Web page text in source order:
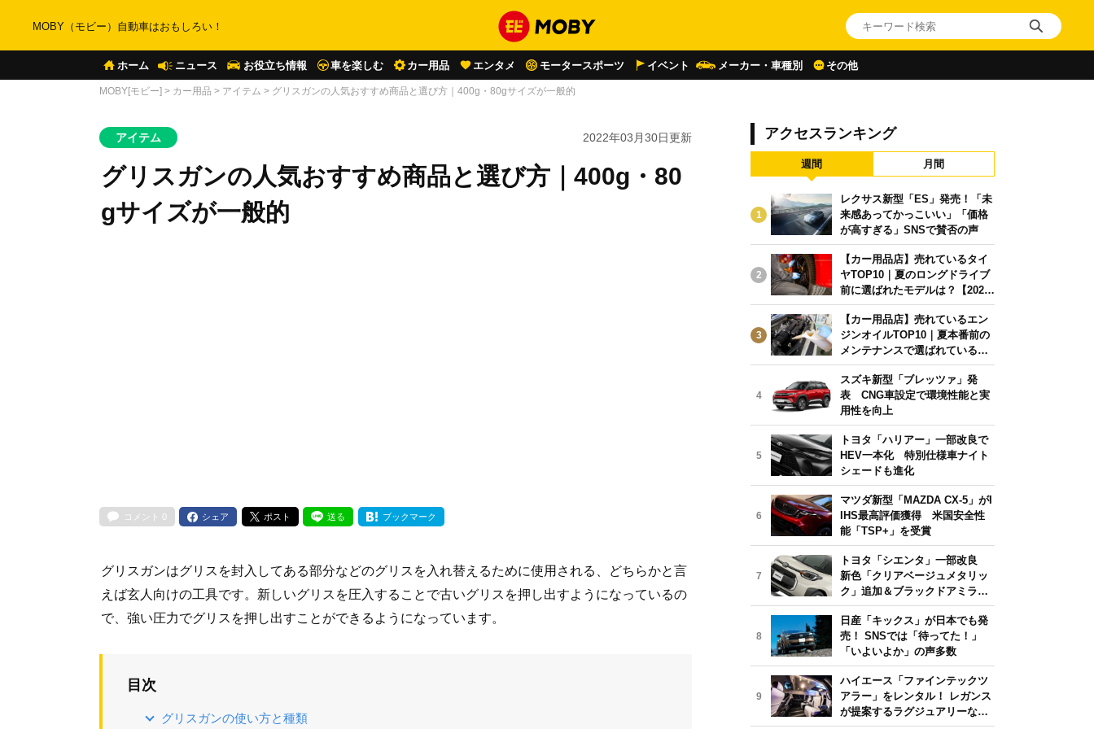
MOBY（モビー）自動車はおもしろい！
ホーム ニュース お役立ち情報 車を楽しむ カー用品 エンタメ モータースポーツ イベント メーカー・車種別 その他
MOBY[モビー] > カー用品 > アイテム > グリスガンの人気おすすめ商品と選び方｜400g・80gサイズが一般的
アイテム 2022年03月30日更新
グリスガンの人気おすすめ商品と選び方｜400g・80
gサイズが一般的
コメント 0 シェア ポスト 送る ブックマーク
グリスガンはグリスを封入してある部分などのグリスを入れ替えるために使用される、どちらかと言
えば玄人向けの工具です。新しいグリスを圧入することで古いグリスを押し出すようになっているの
で、強い圧力でグリスを押し出すことができるようになっています。
目次
グリスガンの使い方と種類
アクセスランキング
週間 月間
1
レクサス新型「ES」発売！「未
来感あってかっこいい」「価格
が高すぎる」SNSで賛否の声
2
【カー用品店】売れているタイ
ヤTOP10｜夏のロングドライブ
前に選ばれたモデルは？【2026
年6月版】
3
【カー用品店】売れているエン
ジンオイルTOP10｜夏本番前の
メンテナンスで選ばれている人
気モデルは？【2026年6月版】
4
スズキ新型「ブレッツァ」発
表 CNG車設定で環境性能と実
用性を向上
5
トヨタ「ハリアー」一部改良で
HEV一本化 特別仕様車ナイト
シェードも進化
6
マツダ新型「MAZDA CX-5」がI
IHS最高評価獲得 米国安全性
能「TSP+」を受賞
7
トヨタ「シエンタ」一部改良
新色「クリアベージュメタリッ
ク」追加＆ブラックドアミラー
採用
8
日産「キックス」が日本でも発
売！ SNSでは「待ってた！」
「いよいよか」の声多数
9
ハイエース「ファインテックツ
アラー」をレンタル！ レガンス
が提案するラグジュアリーな移